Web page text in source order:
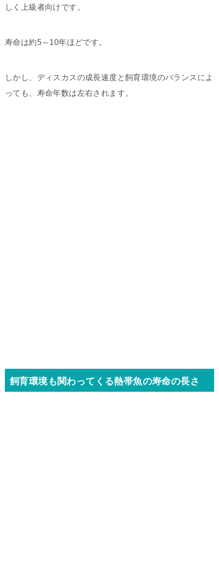
しく上級者向けです。
寿命は約5～10年ほどです。
しかし、ディスカスの成長速度と飼育環境のバランスによ
っても、寿命年数は左右されます。
飼育環境も関わってくる熱帯魚の寿命の長さ